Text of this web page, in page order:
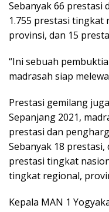
Sebanyak 66
1.755 prestasi
provinsi, dan 15
“Ini sebuah
madrasah siap
Prestasi gemilang
Sepanjang 2021,
prestasi dan
Sebanyak 18
prestasi tingkat
tingkat regional,
Kepala MAN 1